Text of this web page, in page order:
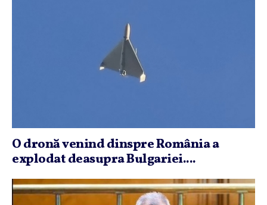
O dronă venind dinspre România a
explodat deasupra Bulgariei....